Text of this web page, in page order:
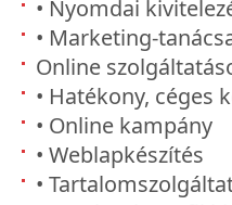
• Nyomdai
• Marketing-
Online
• Hatékony, céges
• Online kampány
• Weblapkészítés
•